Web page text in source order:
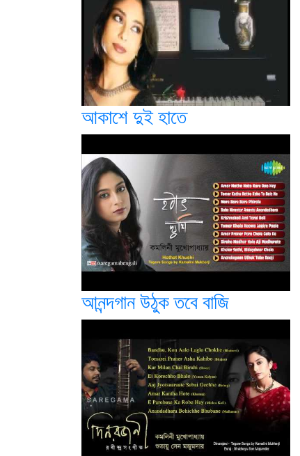
আকাশে দুই হাতে
আনন্দগান উঠুক তবে বাজি